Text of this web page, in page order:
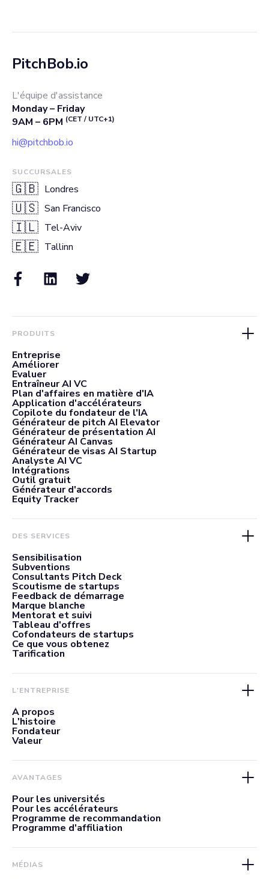
PitchBob.io
L'équipe d'assistance
Monday – Friday
9AM – 6PM (CET / UTC+1)
hi@pitchbob.io
SUCCURSALES
🇬🇧 Londres
🇺🇸 San Francisco
🇮🇱 Tel-Aviv
🇪🇪 Tallinn
PRODUITS
Entreprise
Améliorer
Evaluer
Entraîneur AI VC
Plan d'affaires en matière d'IA
Application d'accélérateurs
Copilote du fondateur de l'IA
Générateur de pitch AI Elevator
Générateur de présentation AI
Générateur AI Canvas
Générateur de visas AI Startup
Analyste AI VC
Intégrations
Outil gratuit
Générateur d'accords
Equity Tracker
DES SERVICES
Sensibilisation
Subventions
Consultants Pitch Deck
Scoutisme de startups
Feedback de démarrage
Marque blanche
Mentorat et suivi
Tableau d'offres
Cofondateurs de startups
Ce que vous obtenez
Tarification
L'ENTREPRISE
À propos
L'histoire
Fondateur
Valeur
AVANTAGES
Pour les universités
Pour les accélérateurs
Programme de recommandation
Programme d'affiliation
MÉDIAS